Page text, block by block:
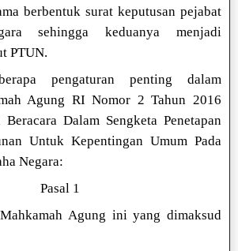
berbentuk surat keputusan pejabat
sehingga keduanya menjadi
PTUN.
pengaturan penting dalam
Agung RI Nomor 2 Tahun 2016
Beracara Dalam Sengketa Penetapan
Untuk Kepentingan Umum Pada
Negara:
Pasal 1
Agung ini yang dimaksud